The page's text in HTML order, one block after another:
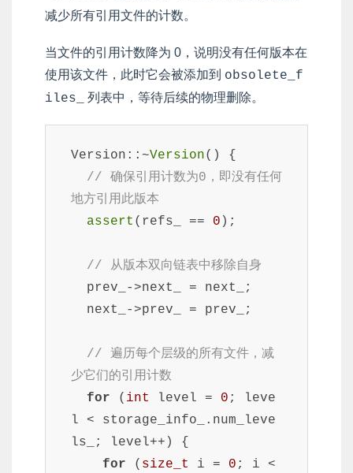
减少所有引用文件的计数。
当文件的引用计数降为 0，说明没有任何版本在
使用该文件，此时它会被添加到 obsolete_f
iles_
列表中，等待后续的物理删除。
Version::~Version() {
// 确保引用计数为0，即没有任何
地方引用此版本
assert (refs_ == 0 );
// 从版本双向链表中移除自身
// 遍历每个层级的所有文件，减
少它们的引用计数
for ( int level = 0 ; leve
l < storage_info_.num_leve
ls_; level++) {
for ( size_t i = 0 ; i <